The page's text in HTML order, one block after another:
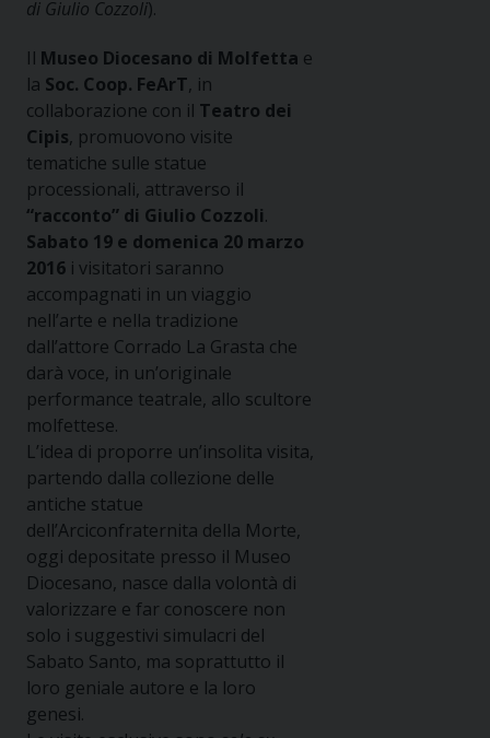
di Giulio Cozzoli).
Il Museo Diocesano di Molfetta e
la Soc. Coop. FeArT, in
collaborazione con il Teatro dei
Cipis, promuovono visite
tematiche sulle statue
processionali, attraverso il
“racconto” di Giulio Cozzoli.
Sabato 19 e domenica 20 marzo
2016 i visitatori saranno
accompagnati in un viaggio
nell’arte e nella tradizione
dall’attore Corrado La Grasta che
darà voce, in un’originale
performance teatrale, allo scultore
molfettese.
L’idea di proporre un’insolita visita,
partendo dalla collezione delle
antiche statue
dell’Arciconfraternita della Morte,
oggi depositate presso il Museo
Diocesano, nasce dalla volontà di
valorizzare e far conoscere non
solo i suggestivi simulacri del
Sabato Santo, ma soprattutto il
loro geniale autore e la loro
genesi.